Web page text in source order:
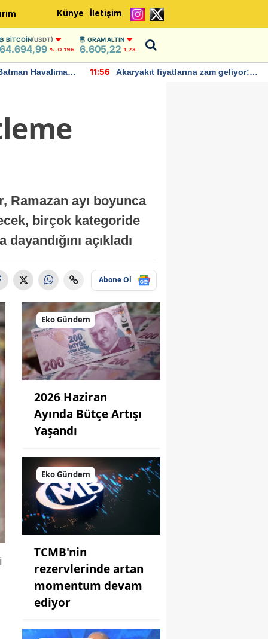
Künye İletişim
BITCOIN(USDT)
64.694,99 %-0.196
GRAM ALTIN
6.605,22 1,73
Havalimanı
11:56
Akaryakıt fiyatlarına zam geliyor:
Ramazan ayı boyunca
birçok kategoride
açıkladı
Abone Ol
Eko Gündem
2026 Haziran
Ayında Bütçe Artışı
Yaşandı
Eko Gündem
TCMB'nin
rezervlerinde artan
momentum devam
ediyor